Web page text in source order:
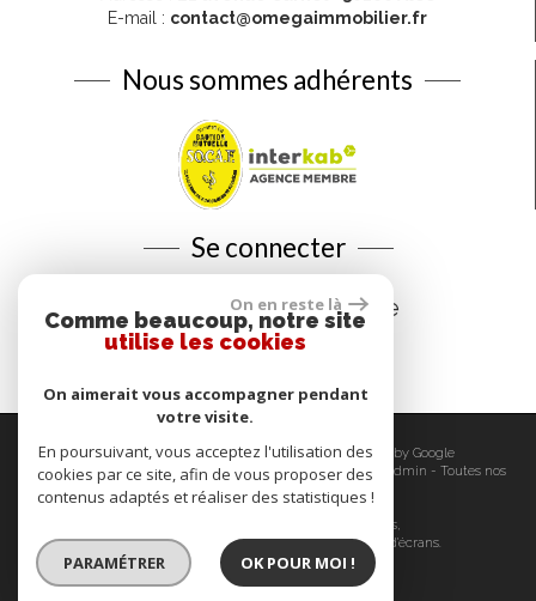
E-mail : contact@omegaimmobilier.fr
Nous sommes adhérents
Se connecter
Espace propriétaire
© 2026 | Tous droits réservés | Traduction powered by Google
Plan du site-Mentions légales- Nos honoraires-Liens Admin - Toutes nos
annonces
-Politique RGPD
Site internet compatible multi-supports,
un seul site adaptable à tous les types d'écrans.
On en reste là
Comme beaucoup, notre site
utilise les cookies
On aimerait vous accompagner pendant
votre visite.
En poursuivant, vous acceptez l'utilisation des
cookies par ce site, afin de vous proposer des
contenus adaptés et réaliser des statistiques !
PARAMÉTRER OK POUR MOI !